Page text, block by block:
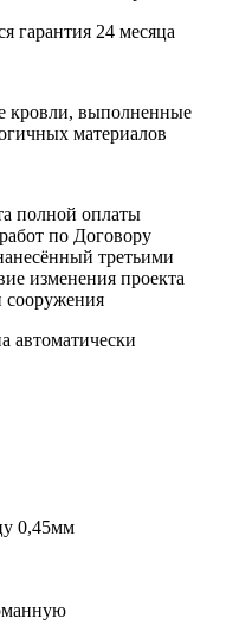
гарантия 24 месяца
кровли, выполненные
материалов
полной оплаты
по Договору
третьими
изменения проекта
сооружения
автоматически
0,45мм